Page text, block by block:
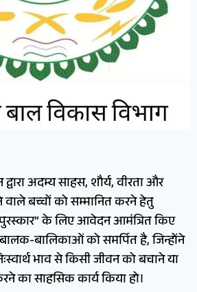
अदम्य साहस, शौर्य, वीरता और
वाले बच्चों को सम्मानित करने हेतु
पुरस्कार” के लिए आवेदन आमंत्रित किए
बालिकाओं को समर्पित है, जिन्होंने
भाव से किसी जीवन को बचाने या
का साहसिक कार्य किया हो।